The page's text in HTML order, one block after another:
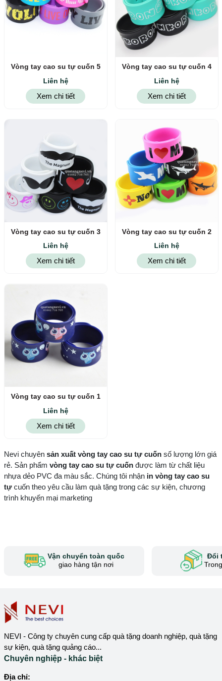
Vòng tay cao su tự cuốn 5
Liên hệ
Xem chi tiết
Vòng tay cao su tự cuốn 4
Liên hệ
Xem chi tiết
Vòng tay cao su tự cuốn 3
Liên hệ
Xem chi tiết
Vòng tay cao su tự cuốn 2
Liên hệ
Xem chi tiết
Vòng tay cao su tự cuốn 1
Liên hệ
Xem chi tiết
Nevi chuyên sản xuất vòng tay cao su tự cuốnsố lượng lớn giá
rẻ. Sản phẩm vòng tay cao su tự cuốn được làm từ chất liệu
nhựa dẻo PVC đa màu sắc. Chúng tôi nhận in vòng tay cao su
tựcuốn theo yêu cầu làm quà tặng trong các sự kiện, chương
trình khuyến mại marketing
Vận chuyển toàn quốc
giao hàng tận nơi
Đổi
NEVI - Công ty chuyên cung cấp quà tặng doanh nghiệp, quà tặng
sự kiện, quà tặng quảng cáo...
Chuyên nghiệp - khác biệt
Địa chỉ: